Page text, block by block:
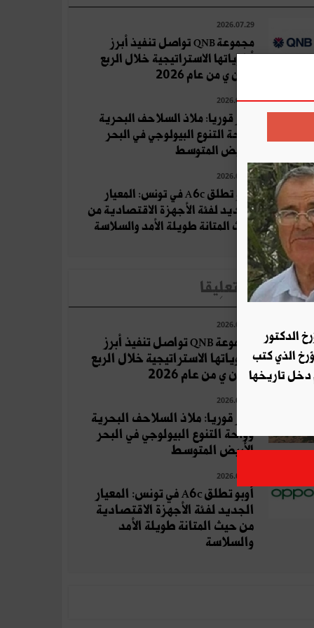
2026.07.29
مجموعة QNB تواصل تنفيذ أبرز
أولوياتها الاستراتيجية خلال الربع
الثان ي من عام 2026
2026.07.17
جزر قوريا: ملاذ السلاحف البحرية
وواحة التنوع البيولوجي في البحر
الأبيض المتوسط
2026.08.04
أوبو تطلق A6c في تونس: المعيار
الجديد لفئة الأجهزة الاقتصادية من
حيث المتانة طويلة الأمد والسلاسة
الأكثر تعلِيقا
2026.07.29
مجموعة QNB تواصل تنفيذ أبرز
أولوياتها الاستراتيجية خلال الربع
الثان ي من عام 2026
2026.07.17
جزر قوريا: ملاذ السلاحف البحرية
وواحة التنوع البيولوجي في البحر
الأبيض المتوسط
2026.08.04
أوبو تطلق A6c في تونس: المعيار
الجديد لفئة الأجهزة الاقتصادية
من حيث المتانة طويلة الأمد
والسلاسة
الدكتور
الذي كتب
دخل تاريخها